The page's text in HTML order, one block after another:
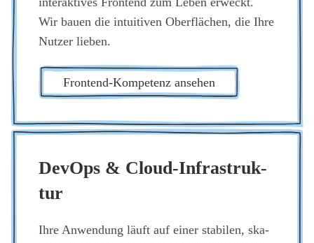
Wir bau­en die intui­ti­ven Ober­flä­chen, die Ihre
Nut­zer lie­ben.
Front­end-Kom­pe­tenz anse­hen
DevOps & Cloud-Infra­struk­
tur
Ihre Anwen­dung läuft auf einer sta­bi­len, ska­